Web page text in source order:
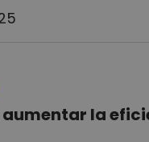
aumentar la